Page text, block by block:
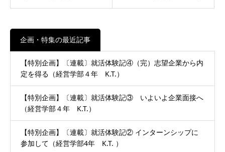
企画・特集の最近記事
【特別企画】〔連載〕就活体験記④（完）志望企業から内
定を得る（経営学部４年 K.T.）
【特別企画】〔連載〕就活体験記③ いよいよ企業面接へ
（経営学部４年 K.T.）
【特別企画】〔連載〕就活体験記② インターンシップに
参加して（経営学部4年 K.T. ）